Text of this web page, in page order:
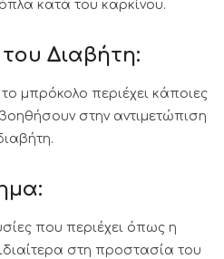
κατά του καρκίνου.
Διαβήτη:
μπρόκολο περιέχει κάποιες
στην αντιμετώπιση
που περιέχει όπως η
στη προστασία του